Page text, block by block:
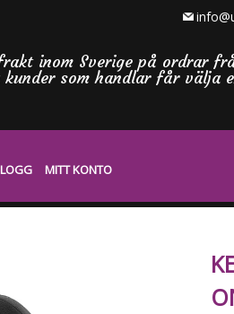
inom Sverige på ordrar
kunder som handlar får välja
MITT KONTO